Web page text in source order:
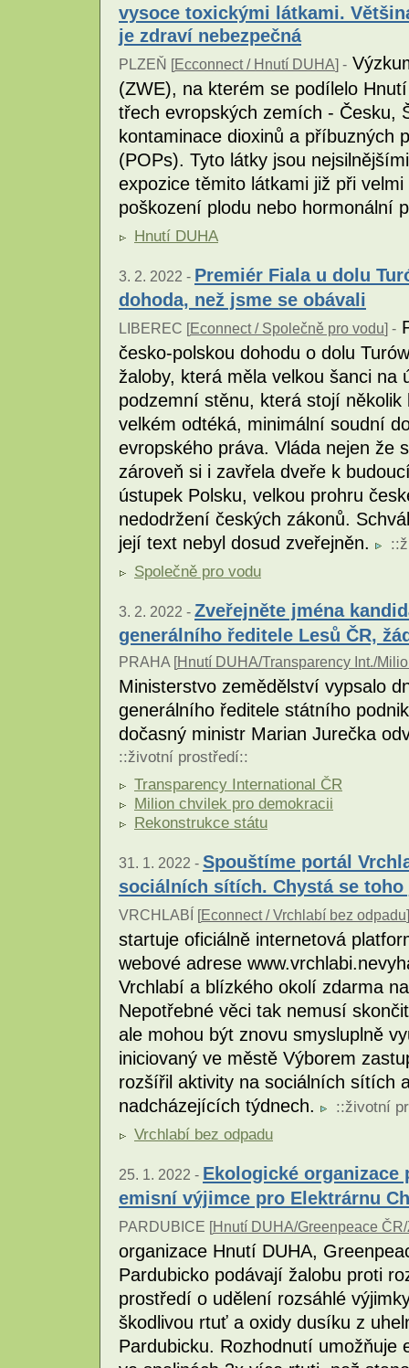
vysoce toxickými látkami.
je zdraví nebezpečná
PLZEŇ [Ecconnect / Hnutí DUHA] -
(ZWE), na kterém se podílelo
třech evropských zemích - Česku,
kontaminace dioxinů a příbuzných
(POPs). Tyto látky jsou
expozice těmito látkami již při
poškození plodu nebo hormonální
Hnutí DUHA
3. 2. 2022 - Premiér Fiala u dolu
dohoda, než jsme se obávali
LIBEREC [Econnect / Společně pro vodu] -
česko-polskou dohodu o dolu
žaloby, která měla velkou šanci na
podzemní stěnu, která stojí
velkém odtéká, minimální soudní
evropského práva. Vláda nejen že
zároveň si i zavřela dveře k
ústupek Polsku, velkou prohru
nedodržení českých zákonů.
její text nebyl dosud zveřejněn.
::
Společně pro vodu
3. 2. 2022 - Zveřejněte jména
generálního ředitele Lesů ČR,
PRAHA [Hnutí DUHA/Transparency Int./
Ministerstvo zemědělství vypsalo
generálního ředitele státního
dočasný ministr Marian Jurečka
::životní prostředí::
Transparency International ČR
Milion chvilek pro demokracii
Rekonstrukce státu
31. 1. 2022 - Spouštíme portál
sociálních sítích. Chystá se
VRCHLABÍ [Econnect / Vrchlabí bez odpadu
startuje oficiálně internetová
webové adrese
Vrchlabí a blízkého okolí zdarma
Nepotřebné věci tak nemusí
ale mohou být znovu smysluplně
iniciovaný ve městě Výborem
rozšířil aktivity na sociálních sítích
nadcházejících týdnech.
::životní
Vrchlabí bez odpadu
25. 1. 2022 - Ekologické organizace
emisní výjimce pro Elektrárnu
PARDUBICE [Hnutí DUHA/Greenpeace
organizace Hnutí DUHA,
Pardubicko podávají žalobu proti
prostředí o udělení rozsáhlé
škodlivou rtuť a oxidy dusíku z
Pardubicku. Rozhodnutí umožňuje